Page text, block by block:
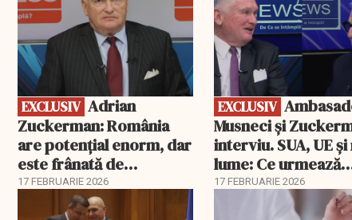
EXCLUSIV
Zuckerman: România
are potențial enorm, dar
este frânată de
corupție, companii de
stat și influența
17 FEBRUARIE 2026
EXCLUSIV Ambasadorii
Musneci și
interviu. SUA, UE
lume: Ce urmează
pentru România
17 FEBRUARIE 2026